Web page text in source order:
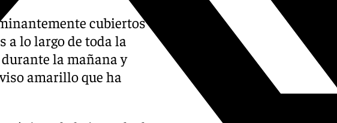
cubiertos
a lo largo de toda la
durante la mañana y
amarillo que ha